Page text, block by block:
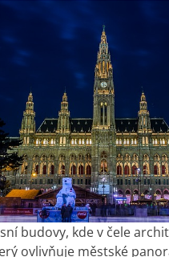
budovy, kde v čele
ovlivňuje městské